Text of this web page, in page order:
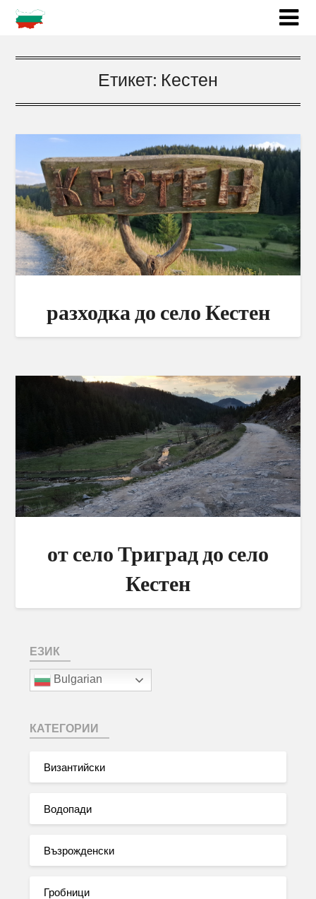
Етикет: Кестен
разходка до село Кестен
от село Триград до село
Кестен
ЕЗИК
Bulgarian
КАТЕГОРИИ
Византийски
Водопади
Възрожденски
Гробници